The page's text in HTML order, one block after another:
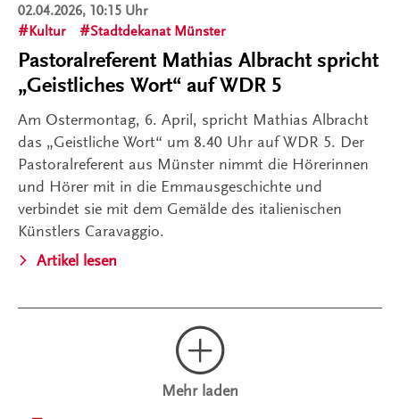
02.04.2026, 10:15 Uhr
Kultur
Stadtdekanat Münster
Pastoralreferent Mathias Albracht spricht
„Geistliches Wort“ auf WDR 5
Am Ostermontag, 6. April, spricht Mathias Albracht
das „Geistliche Wort“ um 8.40 Uhr auf WDR 5. Der
Pastoralreferent aus Münster nimmt die Hörerinnen
und Hörer mit in die Emmausgeschichte und
verbindet sie mit dem Gemälde des italienischen
Künstlers Caravaggio.
Artikel lesen
Mehr laden